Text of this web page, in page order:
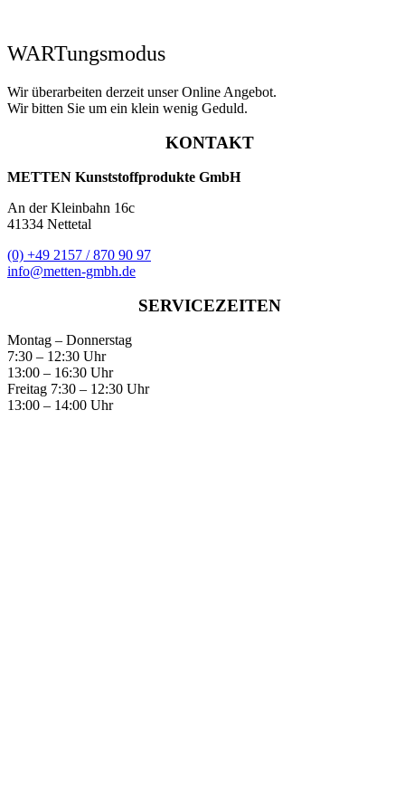
WARTungsmodus​
Wir überarbeiten derzeit unser Online Angebot.
Wir bitten Sie um ein klein wenig Geduld.
KONTAKT
METTEN Kunststoffprodukte GmbH
An der Kleinbahn 16c
41334 Nettetal
(0) +49 2157 / 870 90 97
info@metten-gmbh.de
SERVICEZEITEN
Montag – Donnerstag
7:30 – 12:30 Uhr
13:00 – 16:30 Uhr
Freitag 7:30 – 12:30 Uhr
13:00 – 14:00 Uhr